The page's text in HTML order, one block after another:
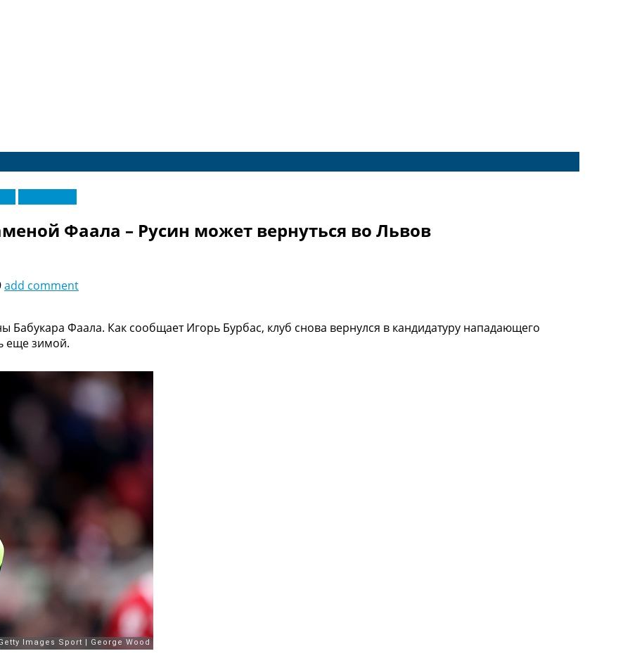
Фаала – Русин может вернуться во Львов
add comment
Фаала. Как сообщает Игорь Бурбас, клуб снова вернулся в кандидатуру нападающего
еще зимой.